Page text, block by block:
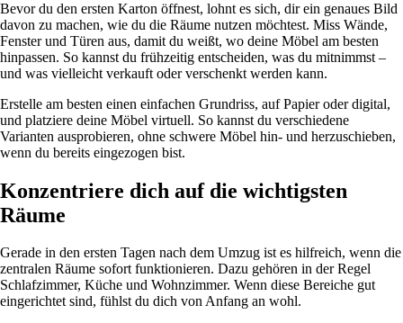
Bevor du den ersten Karton öffnest, lohnt es sich, dir ein genaues Bild
davon zu machen, wie du die Räume nutzen möchtest. Miss Wände,
Fenster und Türen aus, damit du weißt, wo deine Möbel am besten
hinpassen. So kannst du frühzeitig entscheiden, was du mitnimmst –
und was vielleicht verkauft oder verschenkt werden kann.
Erstelle am besten einen einfachen Grundriss, auf Papier oder digital,
und platziere deine Möbel virtuell. So kannst du verschiedene
Varianten ausprobieren, ohne schwere Möbel hin- und herzuschieben,
wenn du bereits eingezogen bist.
Konzentriere dich auf die wichtigsten
Räume
Gerade in den ersten Tagen nach dem Umzug ist es hilfreich, wenn die
zentralen Räume sofort funktionieren. Dazu gehören in der Regel
Schlafzimmer, Küche und Wohnzimmer. Wenn diese Bereiche gut
eingerichtet sind, fühlst du dich von Anfang an wohl.